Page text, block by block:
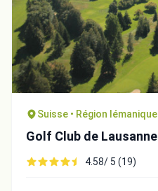
Suisse • Région lémanique
Golf Club de Lausanne
4.58/ 5 (19)